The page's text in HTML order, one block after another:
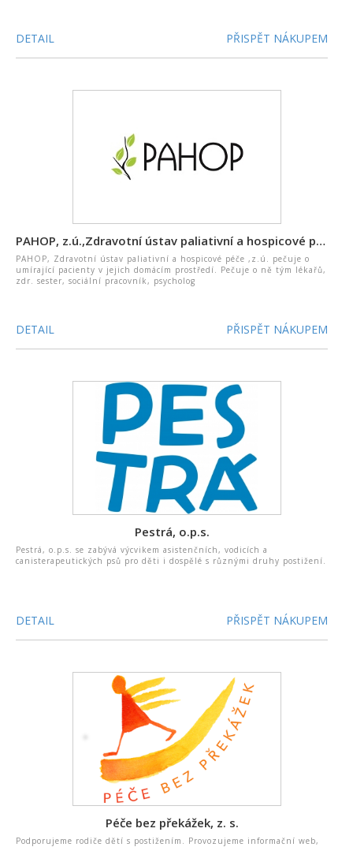
DETAIL PŘISPĚT NÁKUPEM
PAHOP, z.ú.,Zdravotní ústav paliativní a hospicové péče
PAHOP, Zdravotní ústav paliativní a hospicové péče ,z.ú. pečuje o
umírající pacienty v jejich domácím prostředí. Pečuje o ně tým lékařů,
zdr. sester, sociální pracovník, psycholog
DETAIL PŘISPĚT NÁKUPEM
Pestrá, o.p.s.
Pestrá, o.p.s. se zabývá výcvikem asistenčních, vodicích a
canisterapeutických psů pro děti i dospělé s různými druhy postižení.
DETAIL PŘISPĚT NÁKUPEM
Péče bez překážek, z. s.
Podporujeme rodiče dětí s postižením. Provozujeme informační web,